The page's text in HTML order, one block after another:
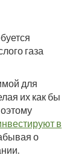
газа
для
их как бы
в
о